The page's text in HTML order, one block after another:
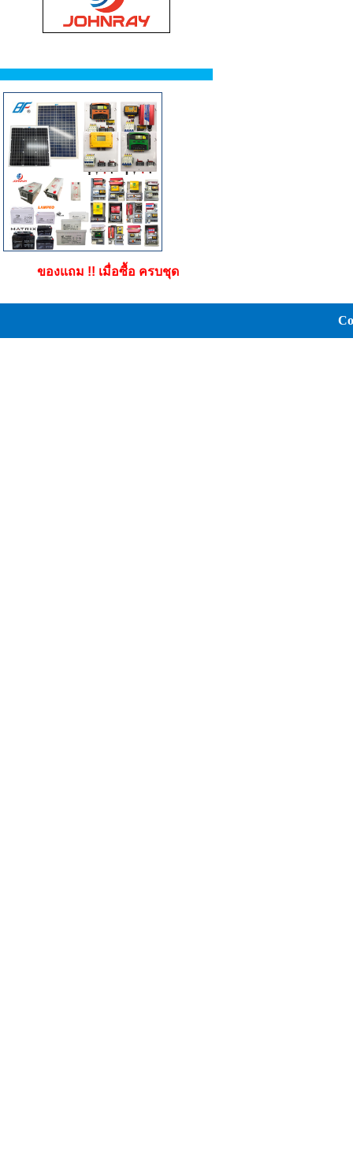
ของแถม !! เมื่อซื้อ ครบชุด